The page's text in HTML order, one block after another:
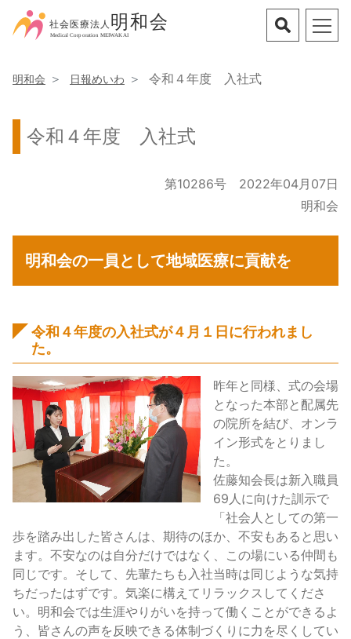
明和会 日報めいわ 令和４年度 入社式
令和４年度 入社式
第10286号 2022年04月07日
明和会
明和会の一員として地域医療に貢献を
令和４年度の入社式が４月１日に行われまし
た。
昨年と同様、式の会場
となった本部と配属先
の院所を結び、オンラ
イン形式をとりまし
た。
佐藤知会長は新入職員
69人に向けた訓示で
「社会人としての第一
歩を踏み出した皆さんは、期待のほか、不安もあると思い
ます。不安なのは自分だけではなく、この場にいる仲間も
同じです。そして、先輩たちも入社当時は同じような気持
ちだったはずです。気楽に構えてリラックスしてくださ
い。明和会では生涯やりがいを持って働くことができるよ
う、皆さんの声を反映できる体制づくりに力を尽くしてい